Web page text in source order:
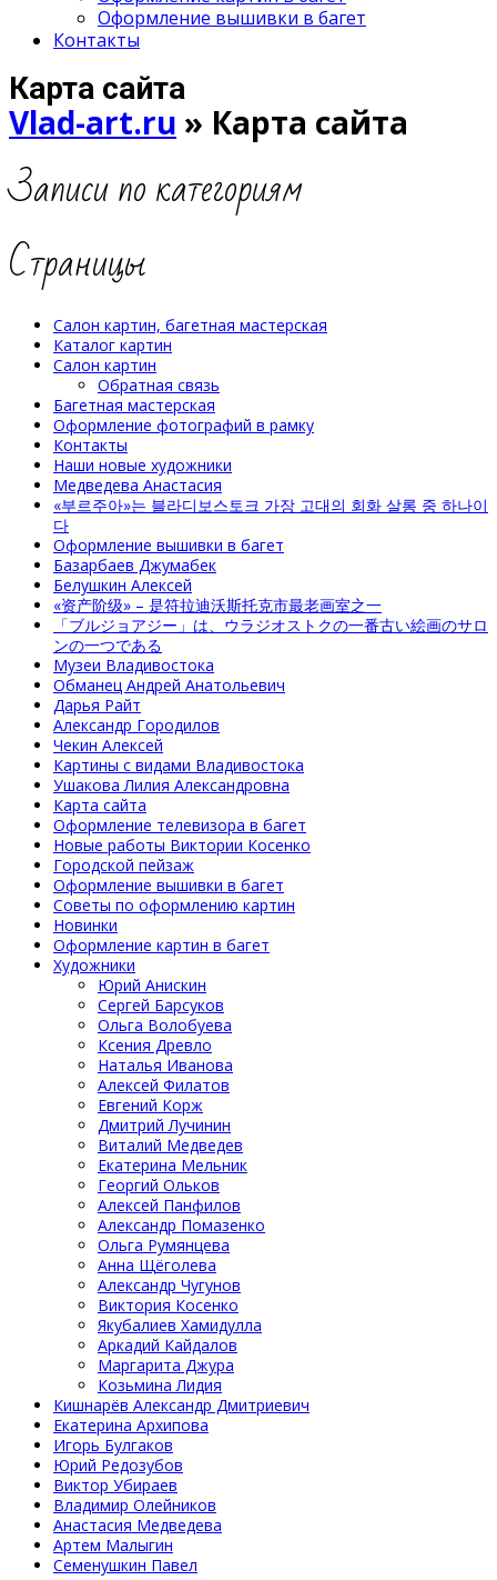
Оформление вышивки в багет
Контакты
Карта сайта
Vlad-art.ru » Карта сайта
Записи по категориям
Страницы
Салон картин, багетная мастерская
Каталог картин
Салон картин
Обратная связь
Багетная мастерская
Оформление фотографий в рамку
Контакты
Наши новые художники
Медведева Анастасия
«부르주아»는 블라디보스토크 가장 고대의 회화 살롱 중 하나이
다
Оформление вышивки в багет
Базарбаев Джумабек
Белушкин Алексей
«资产阶级» – 是符拉迪沃斯托克市最老画室之一
「ブルジョアジー」は、ウラジオストクの一番古い絵画のサロ
ンの一つである
Музеи Владивостока
Обманец Андрей Анатольевич
Дарья Райт
Александр Городилов
Чекин Алексей
Картины с видами Владивостока
Ушакова Лилия Александровна
Карта сайта
Оформление телевизора в багет
Новые работы Виктории Косенко
Городской пейзаж
Оформление вышивки в багет
Советы по оформлению картин
Новинки
Оформление картин в багет
Художники
Юрий Анискин
Сергей Барсуков
Ольга Волобуева
Ксения Древло
Наталья Иванова
Алексей Филатов
Евгений Корж
Дмитрий Лучинин
Виталий Медведев
Екатерина Мельник
Георгий Ольков
Алексей Панфилов
Александр Помазенко
Ольга Румянцева
Анна Щёголева
Александр Чугунов
Виктория Косенко
Якубалиев Хамидулла
Аркадий Кайдалов
Маргарита Джура
Козьмина Лидия
Кишнарёв Александр Дмитриевич
Екатерина Архипова
Игорь Булгаков
Юрий Редозубов
Виктор Убираев
Владимир Олейников
Анастасия Медведева
Артем Малыгин
Семенушкин Павел